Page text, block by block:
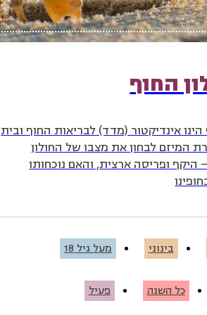
החוף
הינו אינדיקטור (מדד) לבריאות החוף ובית
המיזם לבחון את מצבו של החולון
ופריסה ארצית, והאם נוכחותו
בינוני מעל גיל 18
כל השנה פעיל